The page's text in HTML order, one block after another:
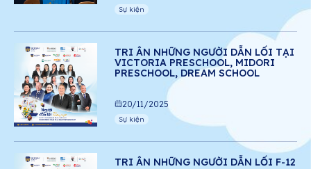
Sự kiện
TRI ÂN NHỮNG NGƯỜI DẪN LỐI TẠI
VICTORIA PRESCHOOL, MIDORI
PRESCHOOL, DREAM SCHOOL
20/11/2025
Sự kiện
TRI ÂN NHỮNG NGƯỜI DẪN LỐI F-12